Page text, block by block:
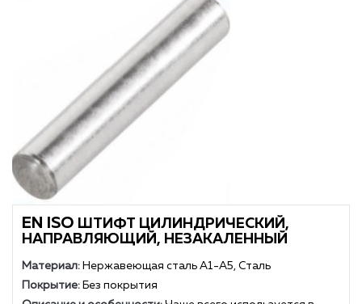
EN ISO ШТИФТ ЦИЛИНДРИЧЕСКИЙ,
НАПРАВЛЯЮЩИЙ, НЕЗАКАЛЕННЫЙ
Материал: Нержавеющая сталь А1-А5, Сталь
Покрытие: Без покрытия